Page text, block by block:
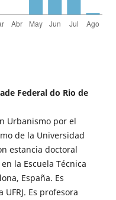
Federal do Rio de
Urbanismo por el
de la Universidad
estancia doctoral
la Escuela Técnica
España. Es
Es profesora